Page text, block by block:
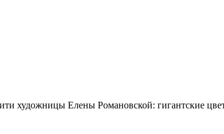
художницы Елены Романовской: гигантские